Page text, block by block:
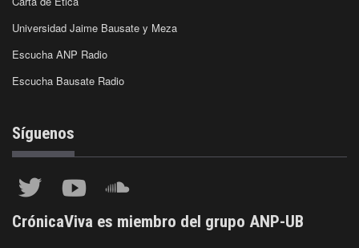
Universidad Jaime Bausate y Meza
Escucha ANP Radio
Escucha Bausate Radio
Síguenos
CrónicaViva es miembro del grupo ANP-UB